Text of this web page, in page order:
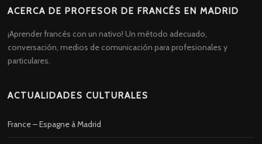
ACERCA DE PROFESOR DE FRANCÉS EN MADRID
¡Aprender francés con un nativo! Un método adecuado,
conversación, medios de comunicación para profesionales y
particulares.
ACTUALIDADES CULTURALES
France – Espagne à Madrid